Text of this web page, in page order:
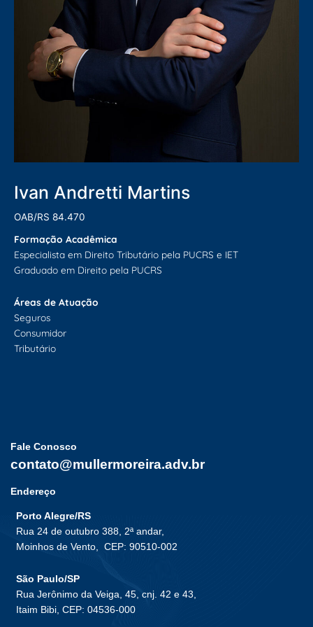
Ivan Andretti Martins
OAB/RS 84.470
Formação Acadêmica
Especialista em Direito Tributário pela PUCRS e IET
Graduado em Direito pela PUCRS
Áreas de Atuação
Seguros
Consumidor
Tributário
Fale Conosco
contato@mullermoreira.adv.br
Endereço
Porto Alegre/RS
Rua 24 de outubro 388, 2ª andar,
Moinhos de Vento, CEP: 90510-002
São Paulo/SP
Rua Jerônimo da Veiga, 45, cnj. 42 e 43,
Itaim Bibi, CEP: 04536-000